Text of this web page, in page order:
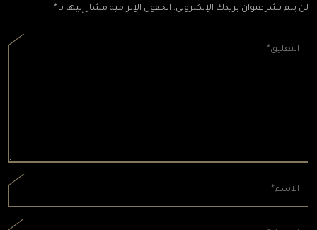
لن يتم نشر عنوان بريدك الإلكتروني. الحقول الإلزامية مشار إليها بـ *